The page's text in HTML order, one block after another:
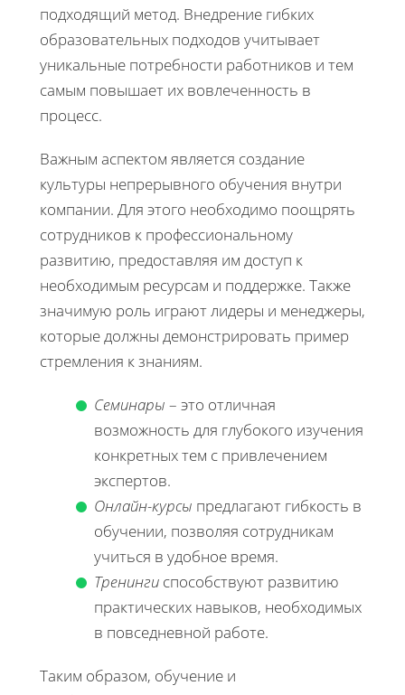
подходящий метод. Внедрение гибких
образовательных подходов учитывает
уникальные потребности работников и тем
самым повышает их вовлеченность в
процесс.
Важным аспектом является создание
культуры непрерывного обучения внутри
компании. Для этого необходимо поощрять
сотрудников к профессиональному
развитию, предоставляя им доступ к
необходимым ресурсам и поддержке. Также
значимую роль играют лидеры и менеджеры,
которые должны демонстрировать пример
стремления к знаниям.
Семинары – это отличная
возможность для глубокого изучения
конкретных тем с привлечением
экспертов.
Онлайн-курсы предлагают гибкость в
обучении, позволяя сотрудникам
учиться в удобное время.
Тренинги способствуют развитию
практических навыков, необходимых
в повседневной работе.
Таким образом, обучение и